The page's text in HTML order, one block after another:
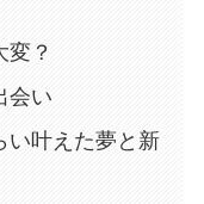
変？
会い
い叶えた夢と新